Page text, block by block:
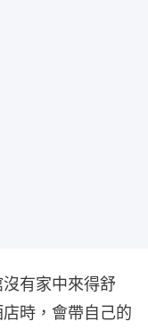
有家中來得舒
時，會帶自己的